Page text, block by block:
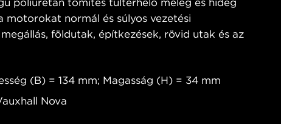
motorokat normál és súlyos vezetési
földutak, építkezések, rövid utak és az
(B) = 134 mm; Magasság (H) = 34 mm
Nova